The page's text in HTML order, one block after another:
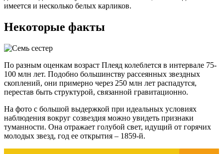
имеется и несколько белых карликов.
Некоторые факты
По разным оценкам возраст Плеяд колеблется в интервале 75-
100 млн лет. Подобно большинству рассеянных звездных
скоплений, они примерно через 250 млн лет распадутся,
перестав быть структурой, связанной гравитационно.
На фото с большой выдержкой при идеальных условиях
наблюдения вокруг созвездия можно увидеть признаки
туманности. Она отражает голубой свет, идущий от горячих
молодых звезд, год ее открытия – 1859-й.